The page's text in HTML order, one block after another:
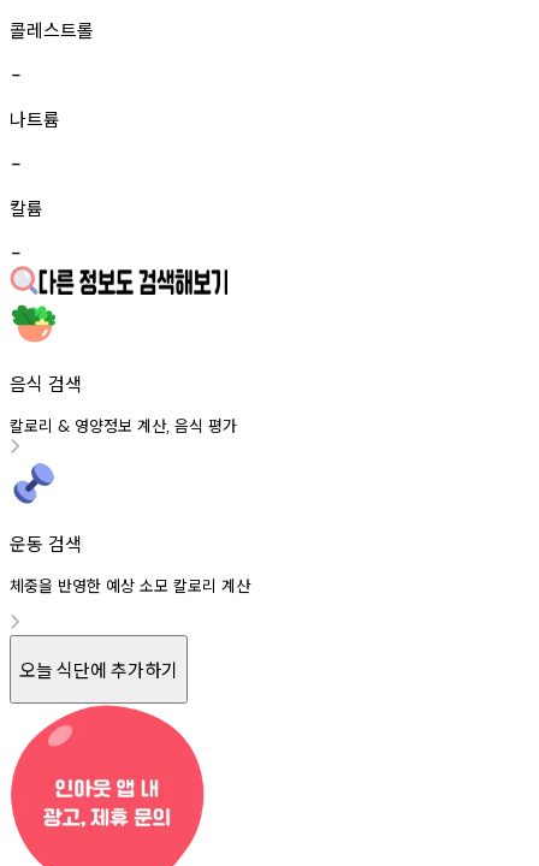
콜레스트롤
-
나트륨
-
칼륨
-
음식 검색
칼로리 & 영양정보 계산, 음식 평가
운동 검색
체중을 반영한 예상 소모 칼로리 계산
오늘 식단에 추가하기